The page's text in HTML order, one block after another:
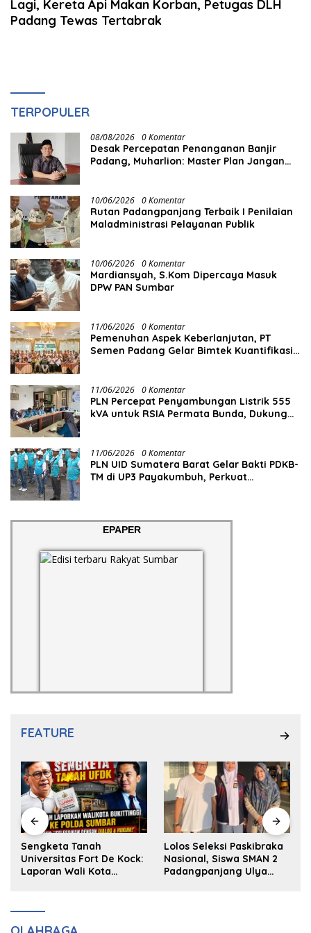
Lagi, Kereta Api Makan Korban, Petugas DLH
Padang Tewas Tertabrak
TERPOPULER
08/08/2026 0 Komentar
Desak Percepatan Penanganan Banjir
Padang, Muharlion: Master Plan Jangan
10/06/2026 0 Komentar
Rutan Padangpanjang Terbaik I Penilaian
Maladministrasi Pelayanan Publik
10/06/2026 0 Komentar
Mardiansyah, S.Kom Dipercaya Masuk
DPW PAN Sumbar
11/06/2026 0 Komentar
Pemenuhan Aspek Keberlanjutan, PT
Semen Padang Gelar Bimtek Kuantifikasi
11/06/2026 0 Komentar
PLN Percepat Penyambungan Listrik 555
kVA untuk RSIA Permata Bunda, Dukung
11/06/2026 0 Komentar
PLN UID Sumatera Barat Gelar Bakti PDKB-
TM di UP3 Payakumbuh, Perkuat
EPAPER
FEATURE
Sengketa Tanah
Universitas Fort De Kock:
Laporan Wali Kota
Lolos Seleksi Paskibraka
Nasional, Siswa SMAN 2
Padangpanjang Ulya